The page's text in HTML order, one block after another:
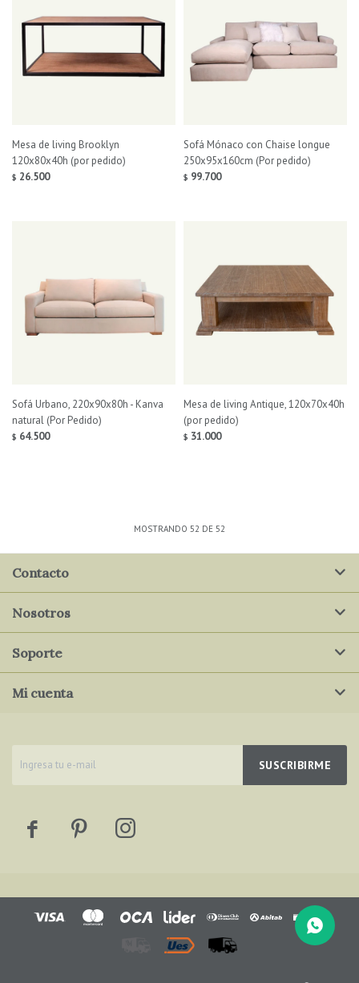
Mesa de living Brooklyn
120x80x40h (por pedido)
$ 26.500
Sofá Mónaco con Chaise longue
250x95x160cm (Por pedido)
$ 99.700
Sofá Urbano, 220x90x80h - Kanva
natural (Por Pedido)
$ 64.500
Mesa de living Antique, 120x70x40h
(por pedido)
$ 31.000
MOSTRANDO 52 DE 52
SUSCRIBIRME
  
Contacto
Nosotros
Soporte
Mi cuenta